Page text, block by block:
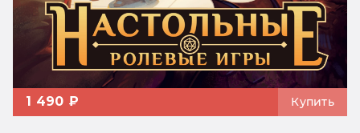
1 490 ₽ Купить